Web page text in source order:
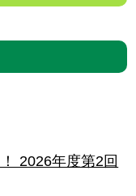
2026年度第2回